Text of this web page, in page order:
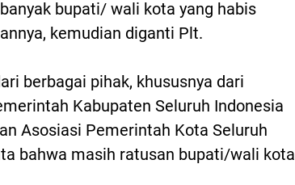
bupati/ wali kota yang habis
kemudian diganti Plt.
berbagai pihak, khususnya dari
Kabupaten Seluruh Indonesia
Asosiasi Pemerintah Kota Seluruh
bahwa masih ratusan bupati/wali kota